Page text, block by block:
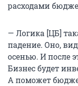
расходами
— Логика [ЦБ]
падение. Оно,
осенью. И после
Бизнес будет
А поможет